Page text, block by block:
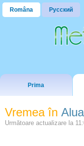
Româna Русский
Prima
Vremea în
Următoare actualizare la